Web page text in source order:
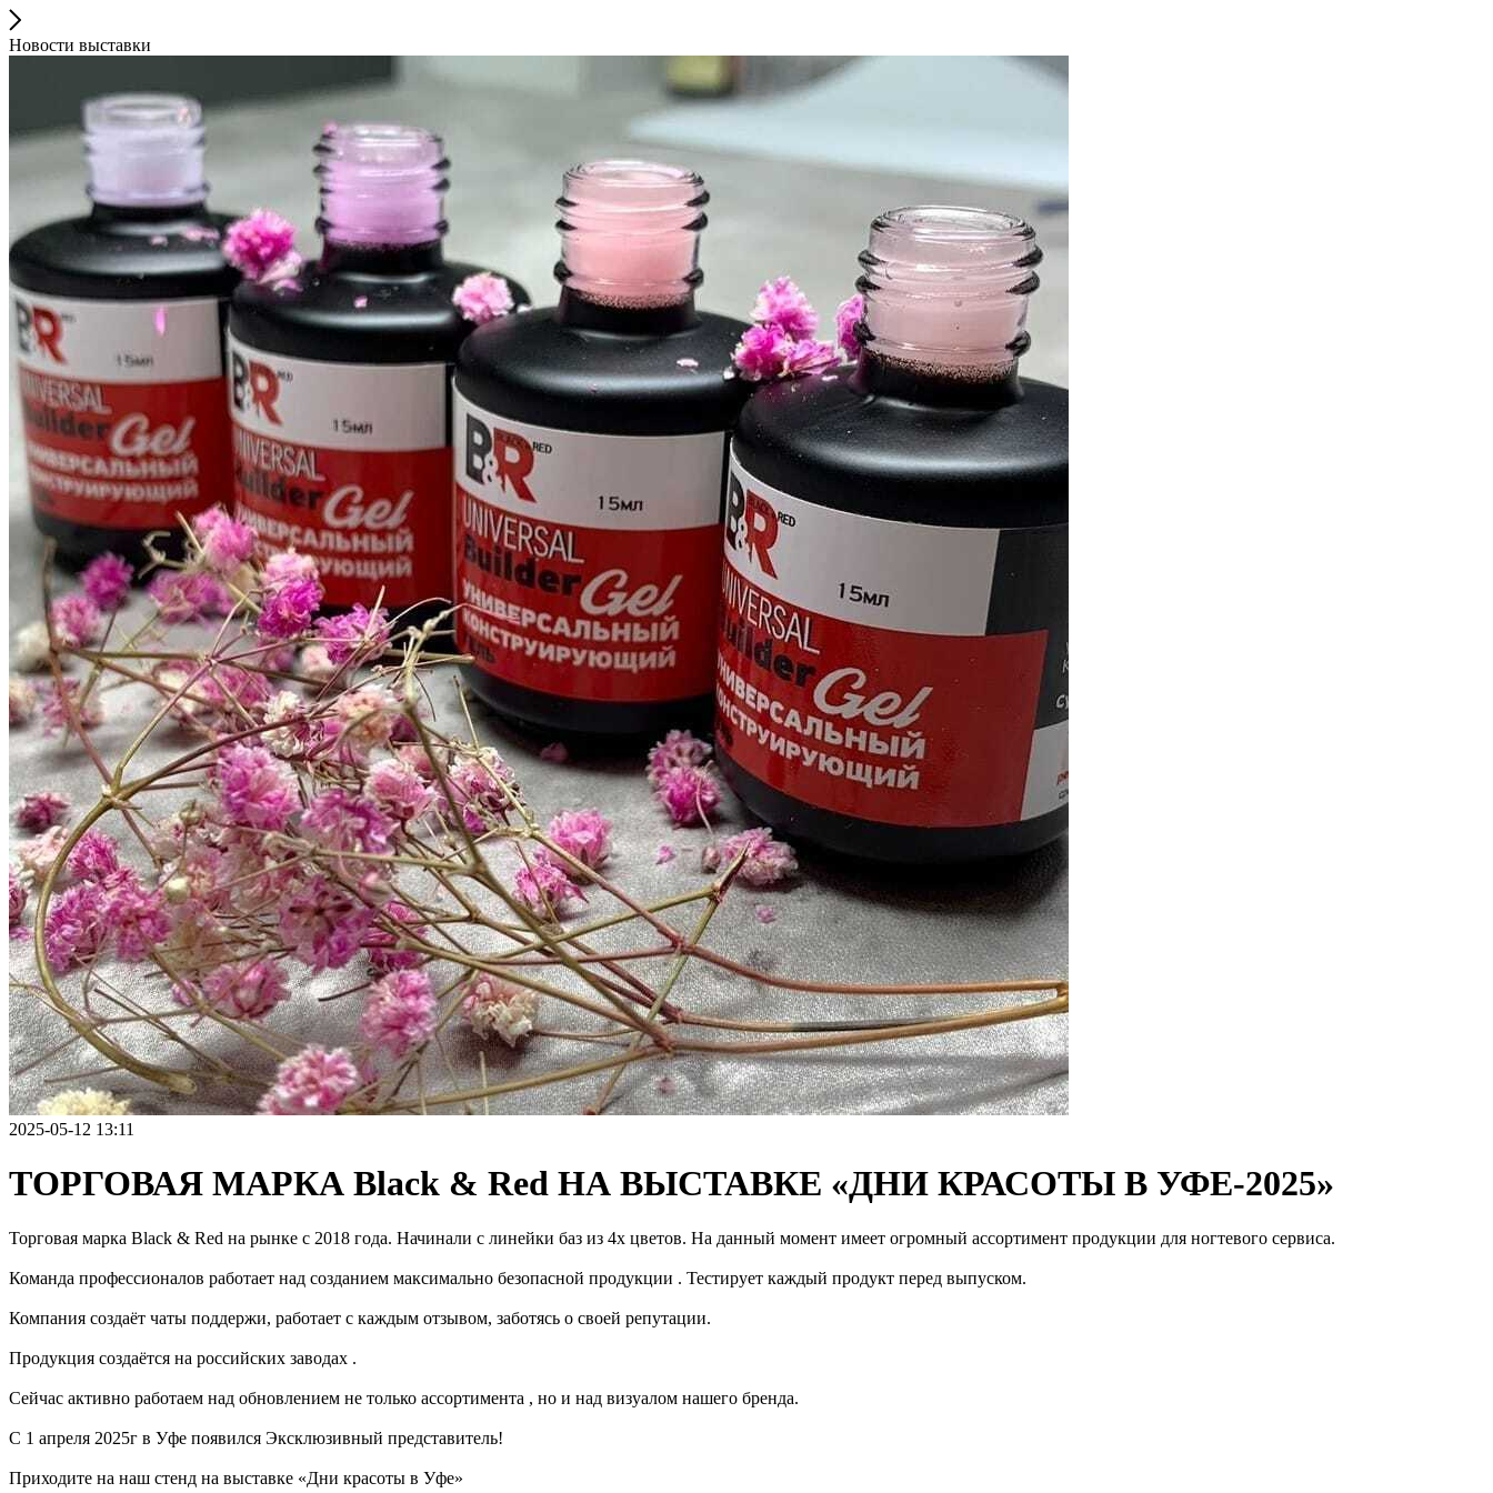
Новости выставки
2025-05-12 13:11
ТОРГОВАЯ МАРКА Black & Red НА ВЫСТАВКЕ «ДНИ КРАСОТЫ В УФЕ-2025»
Торговая марка Black & Red на рынке с 2018 года. Начинали с линейки баз из 4х цветов. На данный момент имеет огромный ассортимент продукции для ногтевого сервиса.
Команда профессионалов работает над созданием максимально безопасной продукции . Тестирует каждый продукт перед выпуском.
Компания создаёт чаты поддержи, работает с каждым отзывом, заботясь о своей репутации.
Продукция создаётся на российских заводах .
Сейчас активно работаем над обновлением не только ассортимента , но и над визуалом нашего бренда.
С 1 апреля 2025г в Уфе появился Эксклюзивный представитель!
Приходите на наш стенд на выставке «Дни красоты в Уфе»